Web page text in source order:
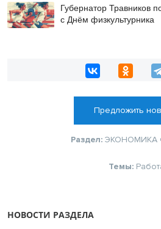
Губернатор Травников
с Днём физкультурника
Предложить
Раздел: ЭКОНОМИКА
Темы:
НОВОСТИ РАЗДЕЛА